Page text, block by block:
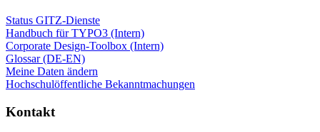
Status GITZ-Dienste
Handbuch für TYPO3 (Intern)
Corporate Design-Toolbox (Intern)
Glossar (DE-EN)
Meine Daten ändern
Hochschulöffentliche Bekanntmachungen
Kontakt